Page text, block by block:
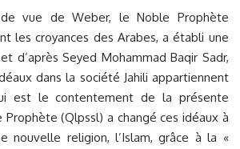
vue de Weber, le Noble Prophète
les croyances des Arabes, a établi une
d’après Seyed Mohammad Baqir Sadr,
dans la société Jahili appartiennent
est le contentement de la présente
(Qlpssl) a changé ces idéaux à
nouvelle religion, l’Islam, grâce à la «